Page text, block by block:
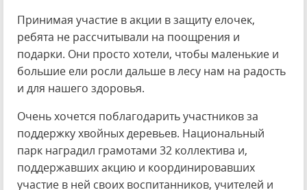
Принимая участие в акции в защиту елочек,
ребята не рассчитывали на поощрения и
подарки. Они просто хотели, чтобы маленькие и
большие ели росли дальше в лесу нам на радость
и для нашего здоровья.
Очень хочется поблагодарить участников за
поддержку хвойных деревьев. Национальный
парк наградил грамотами 32 коллектива и,
поддержавших акцию и координировавших
участие в ней своих воспитанников, учителей и